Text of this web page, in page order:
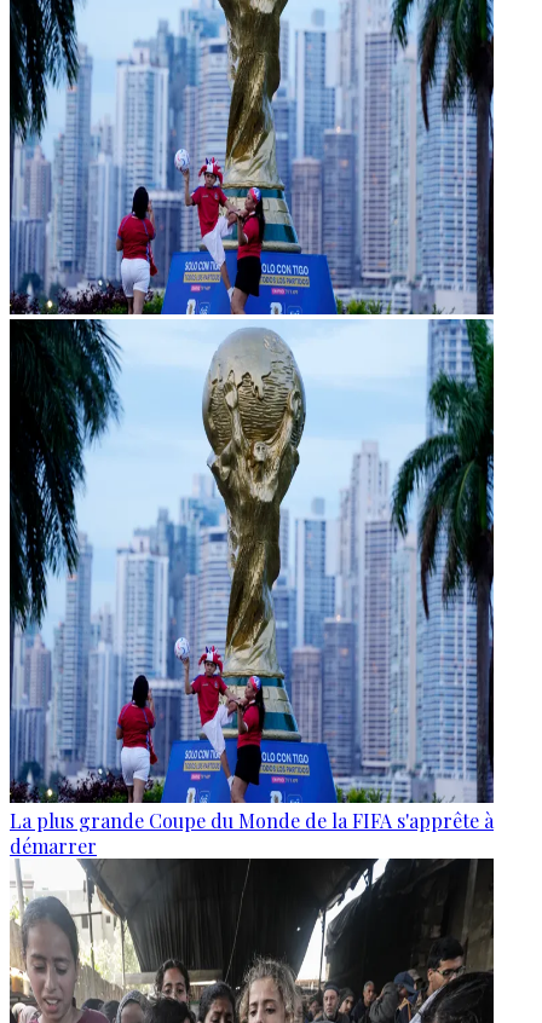
La plus grande Coupe du Monde de la FIFA s'apprête à
démarrer